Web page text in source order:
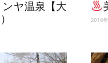
ヤ温泉【大
2016